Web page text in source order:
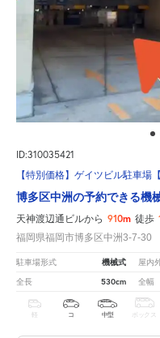
ID:310035421
【特別価格】ゲイツビル駐車場
博多区中洲の予約できる機
天神渡辺通ビルから 910m 徒歩
福岡県福岡市博多区中洲3-7-30
駐車場形式 機械式 屋内
全長 530cm 全幅
軽 コ 中型 ボックス